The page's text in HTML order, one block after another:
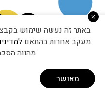
מעקב אחרות בהתאם
מהווה
מאושר